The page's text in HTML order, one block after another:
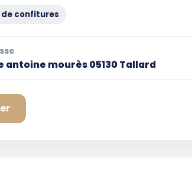
confitures
antoine mourès 05130 Tallard